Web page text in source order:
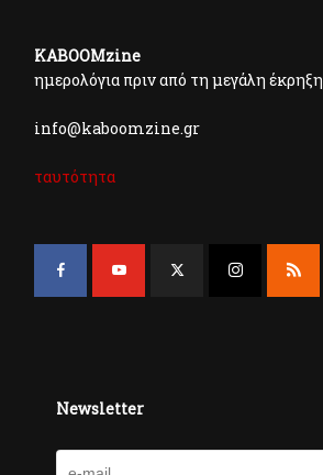
KABOOMzine
ημερολόγια πριν από τη μεγάλη έκρηξη
info@kaboomzine.gr
ταυτότητα
Newsletter